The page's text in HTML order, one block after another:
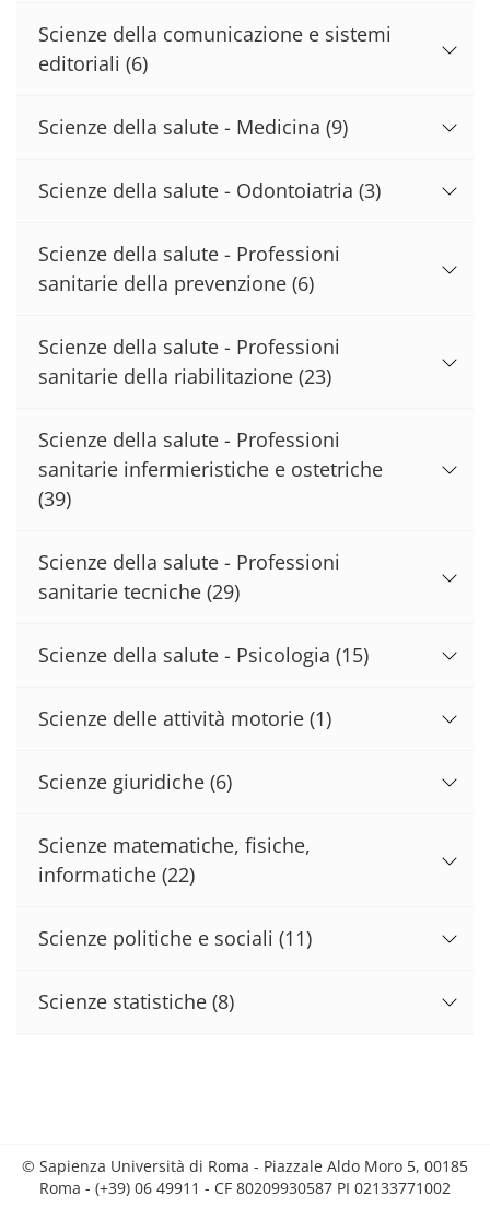
Scienze della comunicazione e sistemi
editoriali (6)
Scienze della salute - Medicina (9)
Scienze della salute - Odontoiatria (3)
Scienze della salute - Professioni
sanitarie della prevenzione (6)
Scienze della salute - Professioni
sanitarie della riabilitazione (23)
Scienze della salute - Professioni
sanitarie infermieristiche e ostetriche
(39)
Scienze della salute - Professioni
sanitarie tecniche (29)
Scienze della salute - Psicologia (15)
Scienze delle attività motorie (1)
Scienze giuridiche (6)
Scienze matematiche, fisiche,
informatiche (22)
Scienze politiche e sociali (11)
Scienze statistiche (8)
© Sapienza Università di Roma - Piazzale Aldo Moro 5, 00185
Roma - (+39) 06 49911 - CF 80209930587 PI 02133771002